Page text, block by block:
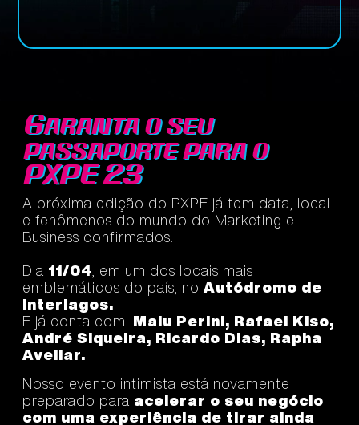
Garanta o seu
passaporte para o
PXPE 23
A próxima edição do PXPE já tem data, local
e fenômenos do mundo do Marketing e
Business confirmados.
Dia 11/04 , em um dos locais mais
emblemáticos do país, no Autódromo de
Interlagos.
E já conta com: Malu Perini, Rafael Kiso,
André Siqueira, Ricardo Dias, Rapha
Avellar.
Nosso evento intimista está novamente
preparado para acelerar o seu negócio
com uma experiência de tirar ainda